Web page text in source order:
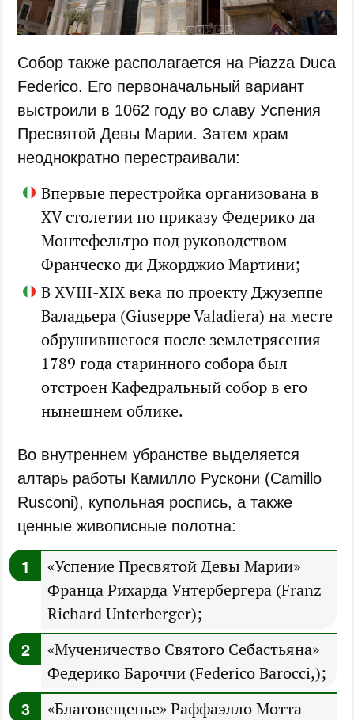
Собор также располагается на Piazza Duca
Federico. Его первоначальный вариант
выстроили в 1062 году во славу Успения
Пресвятой Девы Марии. Затем храм
неоднократно перестраивали:
Впервые перестройка организована в
XV столетии по приказу Федерико да
Монтефельтро под руководством
Франческо ди Джорджио Мартини;
В XVIII-XIX века по проекту Джузеппе
Валадьера (Giuseppe Valadiera) на месте
обрушившегося после землетрясения
1789 года старинного собора был
отстроен Кафедральный собор в его
нынешнем облике.
Во внутреннем убранстве выделяется
алтарь работы Камилло Рускони (Camillo
Rusconi), купольная роспись, а также
ценные живописные полотна:
«Успение Пресвятой Девы Марии»
Франца Рихарда Унтербергера (Franz
Richard Unterberger);
«Мученичество Святого Себастьяна»
Федерико Бароччи (Federico Barocci,);
«Благовещенье» Раффаэлло Мотта